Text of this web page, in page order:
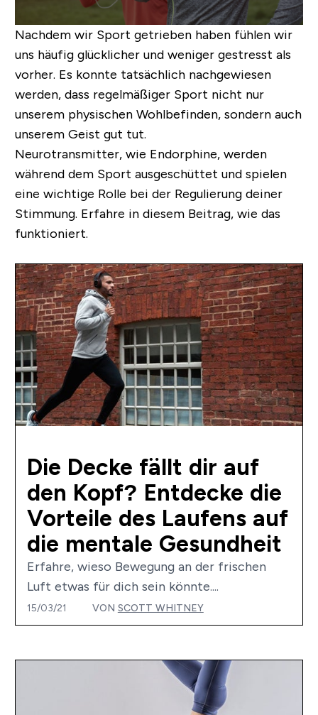
Nachdem wir Sport getrieben haben fühlen wir
uns häufig glücklicher und weniger gestresst als
vorher. Es konnte tatsächlich nachgewiesen
werden, dass regelmäßiger Sport nicht nur
unserem physischen Wohlbefinden, sondern auch
unserem Geist gut tut.
Neurotransmitter, wie Endorphine, werden
während dem Sport ausgeschüttet und spielen
eine wichtige Rolle bei der Regulierung deiner
Stimmung. Erfahre in diesem Beitrag, wie das
funktioniert.
Die Decke fällt dir auf
den Kopf? Entdecke die
Vorteile des Laufens auf
die mentale Gesundheit
Erfahre, wieso Bewegung an der frischen
Luft etwas für dich sein könnte....
15/03/21 VON SCOTT WHITNEY